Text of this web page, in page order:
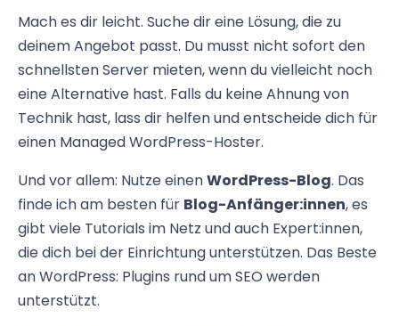
Mach es dir leicht. Suche dir eine Lösung, die zu
deinem Angebot passt. Du musst nicht sofort den
schnellsten Server mieten, wenn du vielleicht noch
eine Alternative hast. Falls du keine Ahnung von
Technik hast, lass dir helfen und entscheide dich für
einen Managed WordPress-Hoster.
Und vor allem: Nutze einenWordPress-Blog. Das
finde ich am besten für Blog-Anfänger:innen, es
gibt viele Tutorials im Netz und auch Expert:innen,
die dich bei der Einrichtung unterstützen. Das Beste
an WordPress: Plugins rund um SEO werden
unterstützt.